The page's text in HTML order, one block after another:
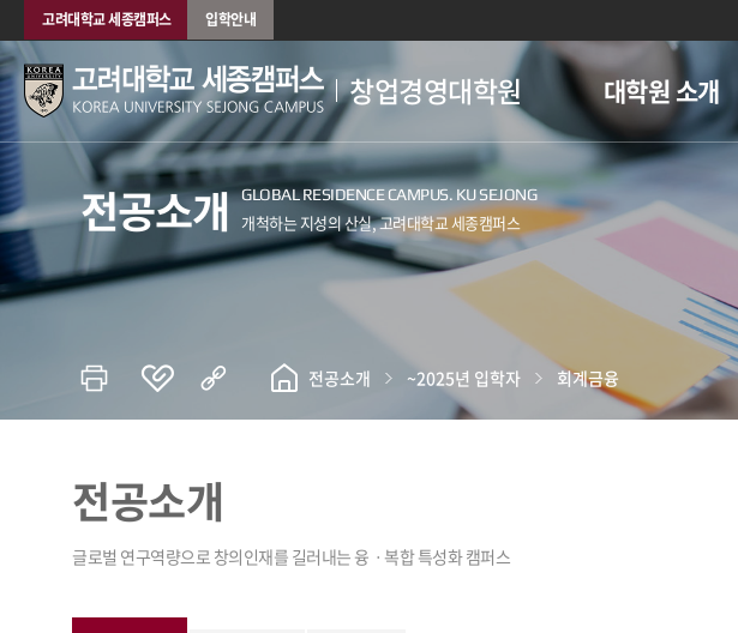
고려대학교 세종캠퍼스 입학안내
창업경영대학원 대학원 소개
전공소개
전공소개 ~2025년 입학자 회계금융
전공소개